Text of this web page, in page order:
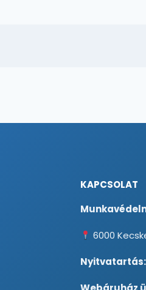
KAPCSOLAT
6000
Nyitvatartás: